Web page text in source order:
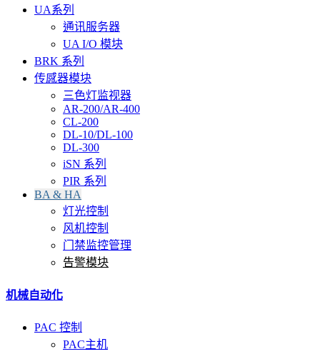
UA系列
通讯服务器
UA I/O 模块
BRK 系列
传感器模块
三色灯监视器
AR-200/AR-400
CL-200
DL-10/DL-100
DL-300
iSN 系列
PIR 系列
BA & HA
灯光控制
风机控制
门禁监控管理
告警模块
机械自动化
PAC 控制
PAC主机